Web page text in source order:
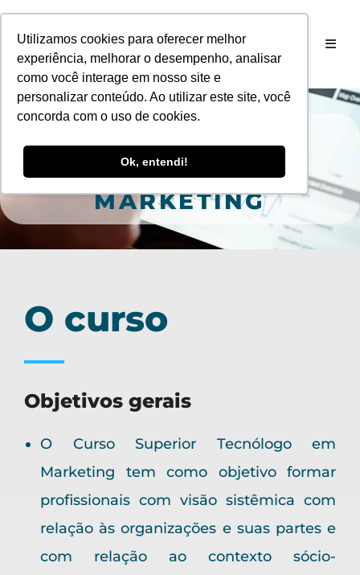
Utilizamos cookies para oferecer melhor
experiência, melhorar o desempenho, analisar
como você interage em nosso site e
personalizar conteúdo. Ao utilizar este site, você
concorda com o uso de cookies.
Ok, entendi!
GESTÃO DE
MARKETING
O curso
Objetivos gerais
O Curso Superior Tecnólogo em
Marketing tem como objetivo formar
profissionais com visão sistêmica com
relação às organizações e suas partes e
com relação ao contexto sócio-